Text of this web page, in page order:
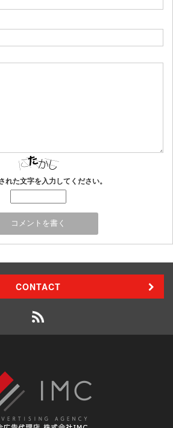
れた文字を入力してください。
CONTACT